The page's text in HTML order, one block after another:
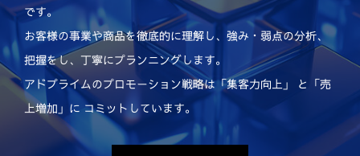
です。
お客様の事業や商品を徹底的に理解し、強み・弱点の分析、
把握をし、丁寧にプランニングします。
アドプライムのプロモーション戦略は「集客力向上」 と「売
上増加」に コミットしています。